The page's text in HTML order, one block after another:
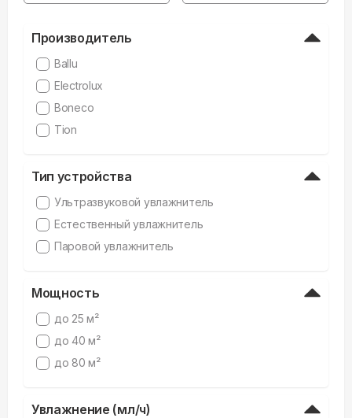
Производитель
Ballu
Electrolux
Boneco
Tion
Тип устройства
Ультразвуковой увлажнитель
Естественный увлажнитель
Паровой увлажнитель
Мощность
до 25 м²
до 40 м²
до 80 м²
Увлажнение (мл/ч)